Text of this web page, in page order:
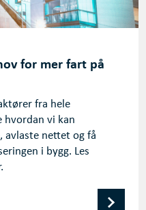
for mer fart på
fra hele
hvordan vi kan
avlaste nettet og få
i bygg. Les